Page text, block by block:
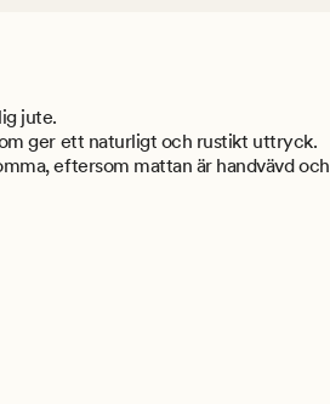
jute.
ger ett naturligt och rustikt uttryck.
eftersom mattan är handvävd och